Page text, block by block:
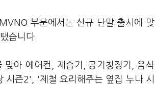
부문에서는 신규 단말 출시에 맞
습니다.
맞아 에어컨, 제습기, 공기청정기, 음식
시즌2', '제철 요리해주는 옆집 누나 시